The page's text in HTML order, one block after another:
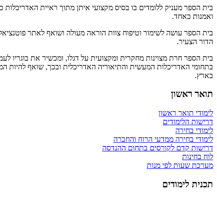
בית הספר מעניק ללומדים בו בסיס מקצועי איתן מתוך ראיית האדריכלות
ואמנות כאחד.
בית הספר עושה לשימור וטיפוח צוות הוראה מעולה ושואף לאתר
הדור הצעיר.
בית הספר חרת מצוינות מחקרית ומקצועית על דגלו, ומכשיר את בוגריו
בתחומי האדריכלות המעשית והתיאוריה האדריכלית ובכך, שואף להיות
בארץ.
תואר ראשון
לימודי תואר ראשון
דרישות הלימודים
לימודי בחירה
לימודי בחירה ממדעי הרוח והחברה
דרישות קדם לקורסים בתחום ההנדסה
לוח בחינות
מערכת שעות לפי מנות
תכנית לימודים